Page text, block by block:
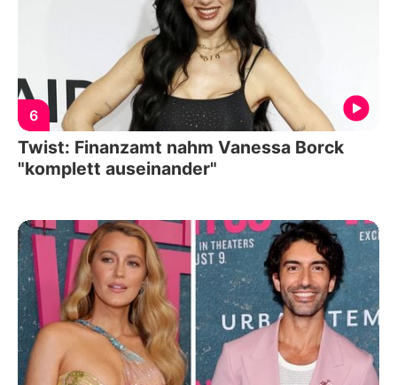
6
Twist: Finanzamt nahm Vanessa Borck
"komplett auseinander"